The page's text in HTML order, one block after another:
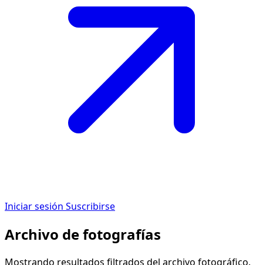
Iniciar sesión Suscribirse
Archivo de fotografías
Mostrando resultados filtrados del archivo fotográfico.